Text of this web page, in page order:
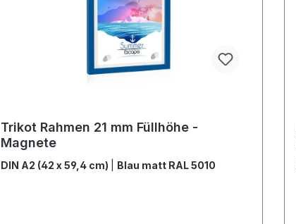
Trikot Rahmen 21 mm Füllhöhe -
Magnete
DIN A2 (42 x 59,4 cm) Blau matt RAL 5010